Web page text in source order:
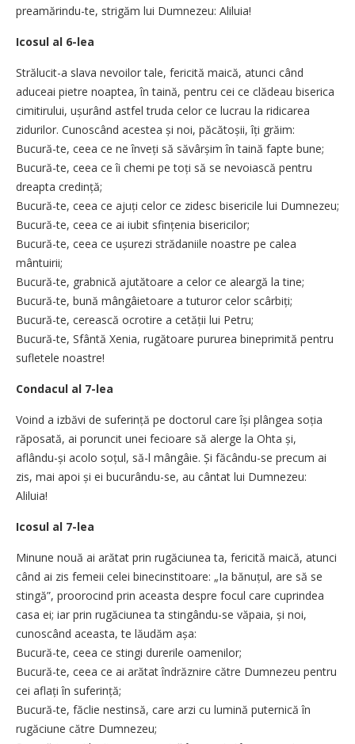
preamărindu-te, strigăm lui Dumnezeu: Aliluia!
Icosul al 6-lea
Strălucit-a slava nevoilor tale, fericită maică, atunci când
aduceai pietre noaptea, în taină, pentru cei ce clădeau biserica
cimitirului, ușurând astfel truda celor ce lucrau la ridicarea
zidurilor. Cunoscând acestea și noi, păcătoșii, îți grăim:
Bucură-te, ceea ce ne înveți să săvârșim în taină fapte bune;
Bucură-te, ceea ce îi chemi pe toți să se nevoiască pentru
dreapta credință;
Bucură-te, ceea ce ajuți celor ce zidesc bisericile lui Dumnezeu;
Bucură-te, ceea ce ai iubit sfințenia bisericilor;
Bucură-te, ceea ce ușurezi strădaniile noastre pe calea
mântuirii;
Bucură-te, grabnică ajutătoare a celor ce aleargă la tine;
Bucură-te, bună mângâietoare a tuturor celor scârbiți;
Bucură-te, cerească ocrotire a cetății lui Petru;
Bucură-te, Sfântă Xenia, rugătoare pururea bineprimită pentru
sufletele noastre!
Condacul al 7-lea
Voind a izbăvi de suferință pe doctorul care își plângea soția
răposată, ai poruncit unei fecioare să alerge la Ohta și,
aflându-și acolo soțul, să-l mângâie. Și făcându-se precum ai
zis, mai apoi și ei bucurându-se, au cântat lui Dumnezeu:
Aliluia!
Icosul al 7-lea
Minune nouă ai arătat prin rugăciunea ta, fericită maică, atunci
când ai zis femeii celei binecinstitoare: „Ia bănuțul, are să se
stingă”, proorocind prin aceasta despre focul care cuprindea
casa ei; iar prin rugăciunea ta stingându-se văpaia, și noi,
cunoscând aceasta, te lăudăm așa:
Bucură-te, ceea ce stingi durerile oamenilor;
Bucură-te, ceea ce ai arătat îndrăznire către Dumnezeu pentru
cei aflați în suferință;
Bucură-te, făclie nestinsă, care arzi cu lumină puternică în
rugăciune către Dumnezeu;